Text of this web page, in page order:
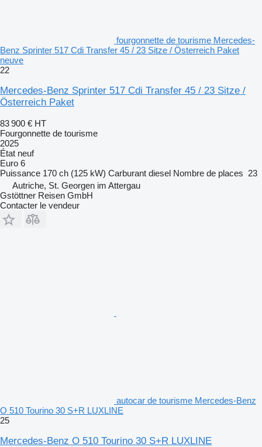
fourgonnette de tourisme Mercedes-
Benz Sprinter 517 Cdi Transfer 45 / 23 Sitze / Österreich Paket
neuve
22
Mercedes-Benz Sprinter 517 Cdi Transfer 45 / 23 Sitze /
Österreich Paket
83 900 € HT
Fourgonnette de tourisme
2025
État neuf
Euro 6
Puissance 170 ch (125 kW) Carburant diesel Nombre de places 23
Autriche, St. Georgen im Attergau
Gstöttner Reisen GmbH
Contacter le vendeur
autocar de tourisme Mercedes-Benz
O 510 Tourino 30 S+R LUXLINE
25
Mercedes-Benz O 510 Tourino 30 S+R LUXLINE